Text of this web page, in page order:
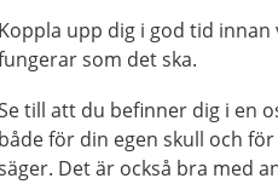
Koppla upp dig i god tid
som det ska.
till att du befinner dig i en
både för din egen skull och
Det är också bra med